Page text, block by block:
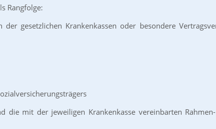
Rangfolge:
gesetzlichen Krankenkassen oder besondere
mit der jeweiligen Krankenkasse vereinbarten